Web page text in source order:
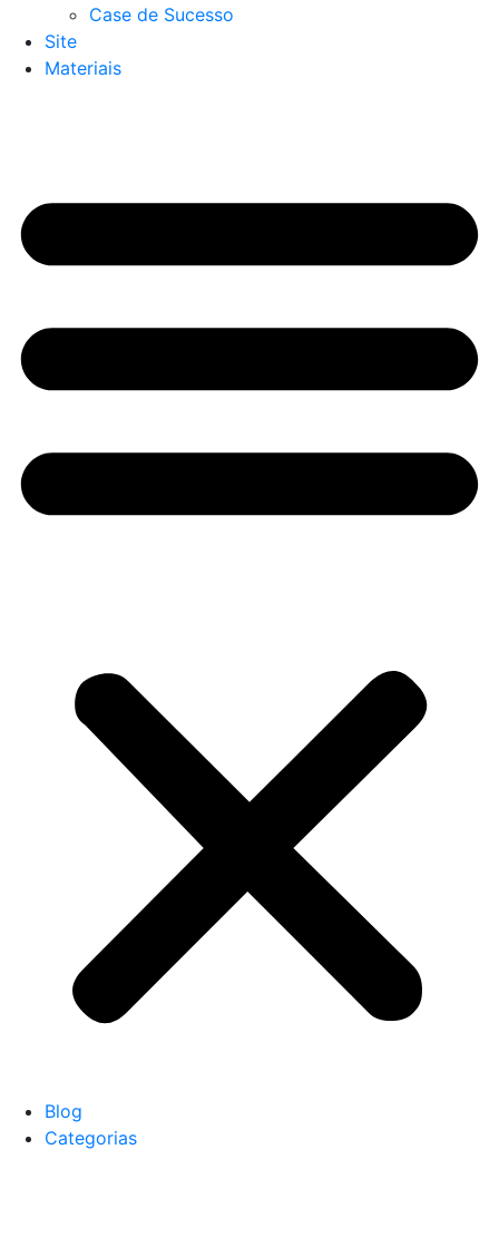
Case de Sucesso
Site
Materiais
Blog
Categorias